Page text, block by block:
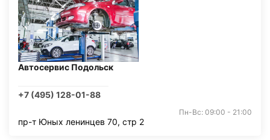
Автосервис Подольск
+7 (495) 128-01-88
Пн-Вс: 09:00 - 21:00
пр-т Юных ленинцев 70, стр 2